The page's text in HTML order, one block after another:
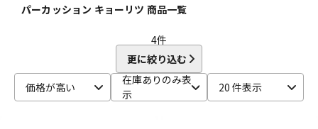
パーカッション キョーリツ 商品一覧
4件
更に絞り込む
価格が高い
在庫ありのみ表
示
20 件表示